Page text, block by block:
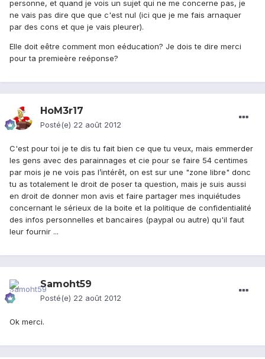
personne, et quand je vois un sujet qui ne me concerne pas, je
ne vais pas dire que que c'est nul (ici que je me fais arnaquer
par des cons et que je vais pleurer).
Elle doit eêtre comment mon eéducation? Je dois te dire merci
pour ta premieère reéponse?
HoM3r17
Posté(e) 22 août 2012
C'est pour toi je te dis tu fait bien ce que tu veux, mais emmerder
les gens avec des parainnages et cie pour se faire 54 centimes
par mois je ne vois pas l’intérêt, on est sur une "zone libre" donc
tu as totalement le droit de poser ta question, mais je suis aussi
en droit de donner mon avis et faire partager mes inquiétudes
concernant le sérieux de la boite et la politique de confidentialité
des infos personnelles et bancaires (paypal ou autre) qu'il faut
leur fournir ...
Samoht59
Posté(e) 22 août 2012
Ok merci.